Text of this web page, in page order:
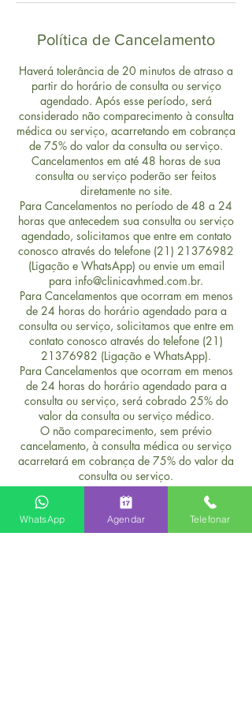
Política de Cancelamento
Haverá tolerância de 20 minutos de atraso a
partir do horário de consulta ou serviço
agendado. Após esse período, será
considerado não comparecimento à consulta
médica ou serviço, acarretando em cobrança
de 75% do valor da consulta ou serviço.
Cancelamentos em até 48 horas de sua
consulta ou serviço poderão ser feitos
diretamente no site.
Para Cancelamentos no período de 48 a 24
horas que antecedem sua consulta ou serviço
agendado, solicitamos que entre em contato
conosco através do telefone (21) 21376982
(Ligação e WhatsApp) ou envie um email
para info@clinicavhmed.com.br.
Para Cancelamentos que ocorram em menos
de 24 horas do horário agendado para a
consulta ou serviço, solicitamos que entre em
contato conosco através do telefone (21)
21376982 (Ligação e WhatsApp).
Para Cancelamentos que ocorram em menos
de 24 horas do horário agendado para a
consulta ou serviço, será cobrado 25% do
valor da consulta ou serviço médico.
O não comparecimento, sem prévio
cancelamento, à consulta médica ou serviço
acarretará em cobrança de 75% do valor da
consulta ou serviço.
WhatsApp Agendar Telefonar